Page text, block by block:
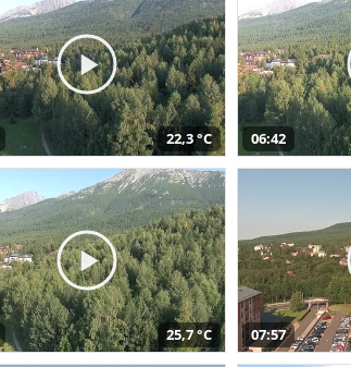
22,3 °C 06:42
25,7 °C 07:57